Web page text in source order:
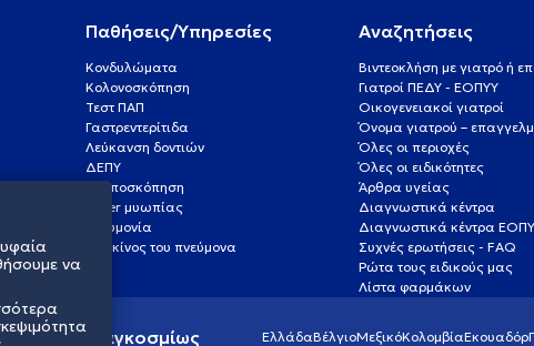
Παθήσεις/Υπηρεσίες
Κονδυλώματα
Κολονοσκόπηση
Τεστ ΠΑΠ
Γαστρεντερίτιδα
Λεύκανση δοντιών
ΔΕΠΥ
Κολποσκόπηση
Laser μυωπίας
Πνευμονία
Καρκίνος του πνεύμονα
Αναζητήσεις
Βιντεοκλήση με γιατρό ή
Γιατροί ΠΕΔΥ - ΕΟΠΥΥ
Οικογενειακοί γιατροί
Όνομα γιατρού –
Όλες οι περιοχές
Όλες οι ειδικότητες
Άρθρα υγείας
Διαγνωστικά κέντρα
Διαγνωστικά κέντρα
Συχνές ερωτήσεις - FAQ
Ρώτα τους ειδικούς μας
Λίστα φαρμάκων
υγείας παγκοσμίως ΕλλάδαΒέλγιοΜεξικόΚολομβίαΕκουαδόρ
να